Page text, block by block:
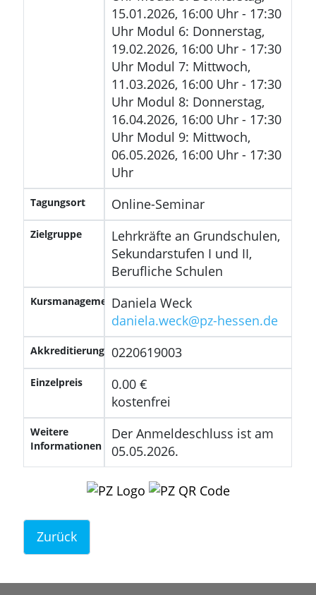
Einzelpreis
0.00 €
kostenfrei
Akkreditierungsnummer
0220619003
15.01.2026, 16:00 Uhr - 17:30
Uhr Modul 6: Donnerstag,
19.02.2026, 16:00 Uhr - 17:30
Uhr Modul 7: Mittwoch,
11.03.2026, 16:00 Uhr - 17:30
Uhr Modul 8: Donnerstag,
16.04.2026, 16:00 Uhr - 17:30
Uhr Modul 9: Mittwoch,
06.05.2026, 16:00 Uhr - 17:30
Uhr
Zielgruppe
Lehrkräfte an Grundschulen,
Sekundarstufen I und II,
Berufliche Schulen
Weitere
Informationen
Der Anmeldeschluss ist am
05.05.2026.
KursmanagementDaniela Weck
daniela.weck@pz-hessen.de
Tagungsort Online-Seminar
Zurück